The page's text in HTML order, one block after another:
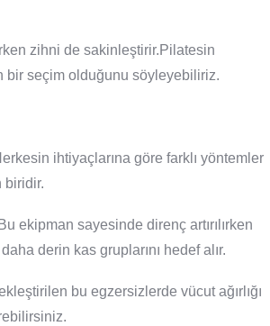
zihni de sakinleştirir.Pilatesin
bir seçim olduğunu söyleyebiliriz.
ihtiyaçlarına göre farklı yöntemler
biridir.
ekipman sayesinde direnç artırılırken
derin kas gruplarını hedef alır.
bu egzersizlerde vücut ağırlığı